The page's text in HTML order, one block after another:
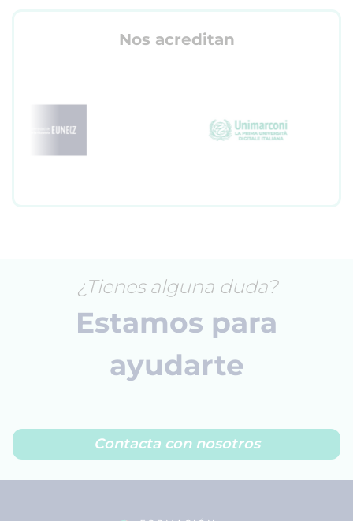
Nos acreditan
¿Tienes alguna duda?
Estamos para
ayudarte
Contacta con nosotros